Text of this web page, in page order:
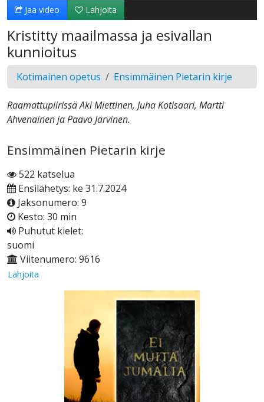
Jaa video Lahjoita
Kristitty maailmassa ja esivallan
kunnioitus
Kotimainen opetus Ensimmäinen Pietarin kirje
Raamattupiirissä Aki Miettinen, Juha Kotisaari, Martti
Ahvenainen ja Paavo Järvinen.
Ensimmäinen Pietarin kirje
522 katselua
Ensilähetys: ke 31.7.2024
Jaksonumero: 9
Kesto: 30 min
Puhutut kielet:
suomi
Viitenumero: 9616
Lahjoita